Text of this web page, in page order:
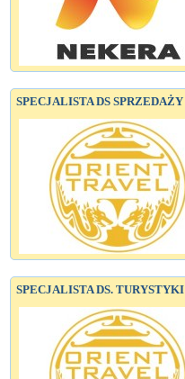
SPECJALISTA DS SPRZEDAŻY
SPECJALISTA DS. TURYSTYKI